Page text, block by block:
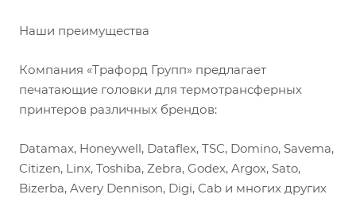
Наши преимущества
Компания «Трафорд Групп» предлагает
печатающие головки для термотрансферных
принтеров различных брендов:
Datamax, Honeywell, Dataflex, TSC, Domino, Savema,
Citizen, Linx, Toshiba, Zebra, Godex, Argox, Sato,
Bizerba, Avery Dennison, Digi, Cab и многих других